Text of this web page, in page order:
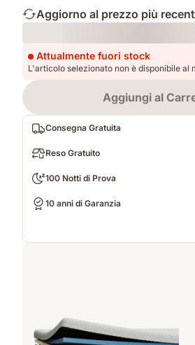
Aggiorno al prezzo più
Loading
Attualmente fuori stock
L'articolo selezionato non è disponibile al
Aggiungi al
Consegna Gratuita
Reso Gratuito
100 Notti di Prova
10 anni di Garanzia